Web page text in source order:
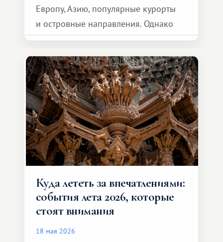
Европу, Азию, популярные курорты
и островные направления. Однако
возможности обменной системы
значительно шире. Среди них есть
и Африка — континент, который
способен подарить совершенно иной
формат путешествия.
Куда лететь за впечатлениями:
события лета 2026, которые
стоят внимания
18 мая 2026